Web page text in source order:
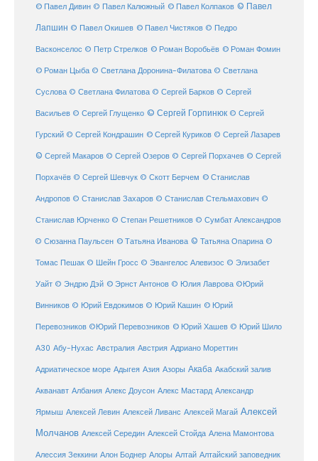
© Павел Дивин © Павел Калюжный © Павел Колпаков © Павел
Лапшин © Павел Окишев © Павел Чистяков © Педро
Васконселос © Петр Стрелков © Роман Воробьёв © Роман Фомин
© Роман Цыба © Светлана Доронина-Филатова © Светлана
Суслова © Светлана Филатова © Сергей Барков © Сергей
Васильев © Сергей Глущенко © Сергей Горпинюк © Сергей
Гурский © Сергей Кондрашин © Сергей Куриков © Сергей Лазарев
© Сергей Макаров © Сергей Озеров © Сергей Порхачев © Сергей
Порхачёв © Сергей Шевчук © Скотт Берчем © Станислав
Андропов © Станислав Захаров © Станислав Стельмахович ©
Станислав Юрченко © Степан Решетников © Сумбат Александров
© Сюзанна Паульсен © Татьяна Иванова © Татьяна Опарина ©
Томас Пешак © Шейн Гросс © Эвангелос Алевизос © Элизабет
Уайт © Эндрю Дэй © Эрнст Антонов © Юлия Лаврова ©Юрий
Винников © Юрий Евдокимов © Юрий Кашин © Юрий
Перевозников ©Юрий Перевозников © Юрий Хашев © Юрий Шило
А30 Абу-Нухас Австралия Австрия Адриано Мореттин
Адриатическое море Адыгея Азия Азоры Акаба Акабский залив
Акванавт Албания Алекс Доусон Алекс Мастард Александр
Ярмыш Алексей Левин Алексей Ливанс Алексей Магай Алексей
Молчанов Алексей Середин Алексей Стойда Алена Мамонтова
Алессия Зеккини Алон Боднер Алоры Алтай Алтайский заповедник